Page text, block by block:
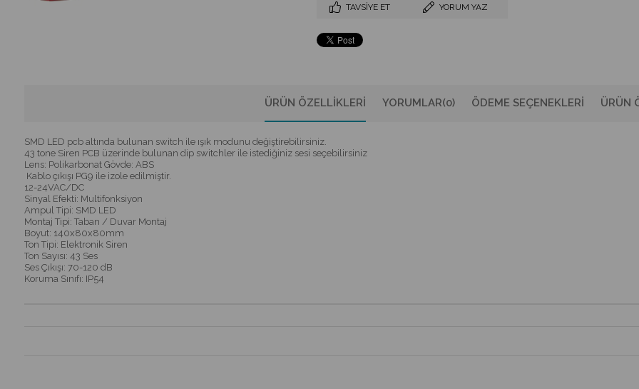
TAVSIYE ET YORUM YAZ
ÜRÜN ÖZELLIKLERI YORUMLAR(0) ÖDEME SEÇENEKLERI ÜRÜN
SMD LED pcb altında bulunan switch ile ışık modunu değiştirebilirsiniz.
43 tone Siren PCB üzerinde bulunan dip switchler ile istediğiniz sesi seçebilirsiniz
Lens: Polikarbonat Gövde: ABS
Kablo çıkışı PG9 ile izole edilmiştir.
12-24VAC/DC
Sinyal Efekti: Multifonksiyon
Ampul Tipi: SMD LED
Montaj Tipi: Taban / Duvar Montaj
Boyut: 140x80x80mm
Ton Tipi: Elektronik Siren
Ton Sayısı: 43 Ses
Ses Çıkışı: 70-120 dB
Koruma Sınıfı: IP54